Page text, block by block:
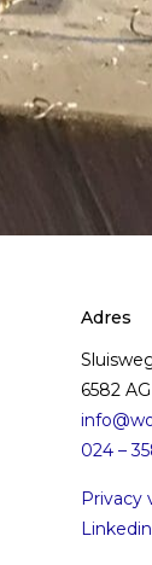
Adres
6582
024 –
Privacy
Linkedin